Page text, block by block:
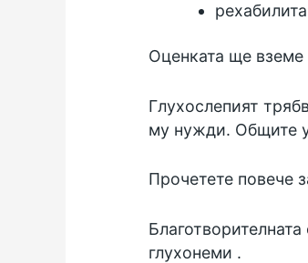
Оценката ще вземе
Глухослепият
му нужди. Общите
Прочетете повече
глухонеми .